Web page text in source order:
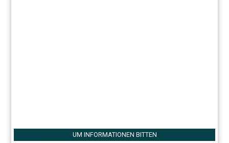
UM INFORMATIONEN BITTEN